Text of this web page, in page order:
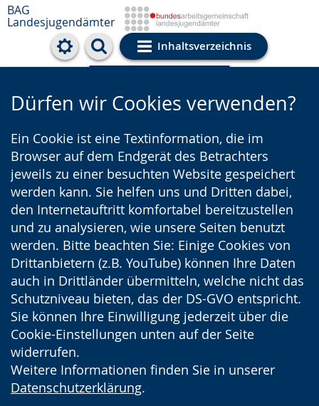
BAG
Landesjugendämter
Inhaltsverzeichnis
Cookie-Einstellungen
Dürfen wir Cookies verwenden?
Ein Cookie ist eine Textinformation, die im
Browser auf dem Endgerät des Betrachters
jeweils zu einer besuchten Website gespeichert
werden kann. Sie helfen uns und Dritten dabei,
den Internetauftritt komfortabel bereitzustellen
und zu analysieren, wie unsere Seiten benutzt
werden. Bitte beachten Sie: Einige Cookies von
Drittanbietern (z.B. YouTube) können Ihre Daten
auch in Drittländer übermitteln, welche nicht das
Schutzniveau bieten, das der DS-GVO entspricht.
Sie können Ihre Einwilligung jederzeit über die
Cookie-Einstellungen unten auf der Seite
widerrufen.
Weitere Informationen finden Sie in unserer
Datenschutzerklärung.